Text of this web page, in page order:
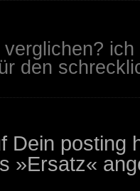
den
Dein posting
»Ersatz«